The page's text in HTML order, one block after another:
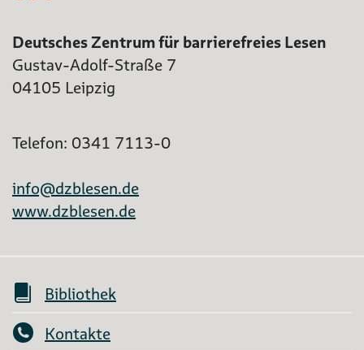
Deutsches Zentrum für barrierefreies Lesen
Gustav-Adolf-Straße 7
04105 Leipzig
Telefon: 0341 7113-0
info@dzblesen.de
www.dzblesen.de
Bibliothek
Kontakte